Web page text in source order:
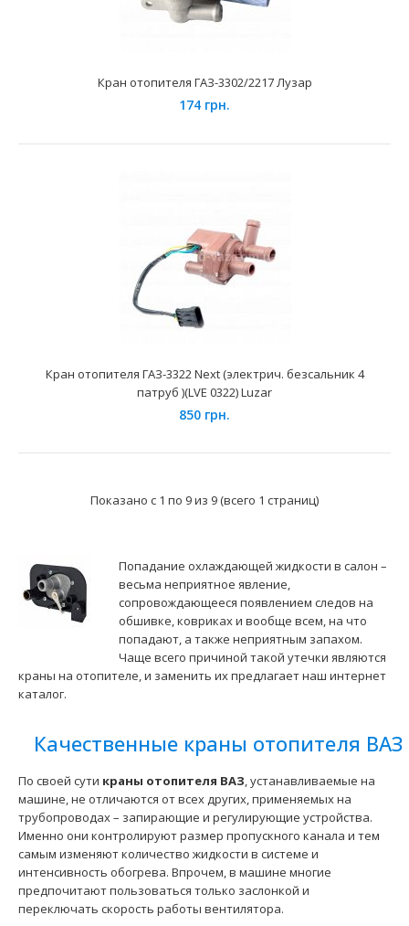
Применение на автомобилях семейства ГАЗ-3302
укомплектованных инжекторными двигателями. Марка
Мод..
Кран отопителя ГАЗ-3302 Лузар (электрический 3
патрубка)
551 грн.
Применение на автомобилях семейства ГАЗ-3302, 33025,
33027 "Gazelle-Business" укомплектованных..
Кран отопителя ГАЗ-3302/2217 Лузар
174 грн.
Кран отопителя ГАЗ-3322 Next (электрич. безсальник 4
патруб )(LVE 0322) Luzar
850 грн.
Показано с 1 по 9 из 9 (всего 1 страниц)
Попадание охлаждающей жидкости в салон –
весьма неприятное явление,
сопровождающееся появлением следов на
обшивке, ковриках и вообще всем, на что
попадают, а также неприятным запахом.
Чаще всего причиной такой утечки являются
краны на отопителе, и заменить их предлагает наш интернет
каталог.
Качественные краны отопителя ВАЗ
По своей сути краны отопителя ВАЗ, устанавливаемые на
машине, не отличаются от всех других, применяемых на
трубопроводах – запирающие и регулирующие устройства.
Именно они контролируют размер пропускного канала и тем
самым изменяют количество жидкости в системе и
интенсивность обогрева. Впрочем, в машине многие
предпочитают пользоваться только заслонкой и
переключать скорость работы вентилятора.